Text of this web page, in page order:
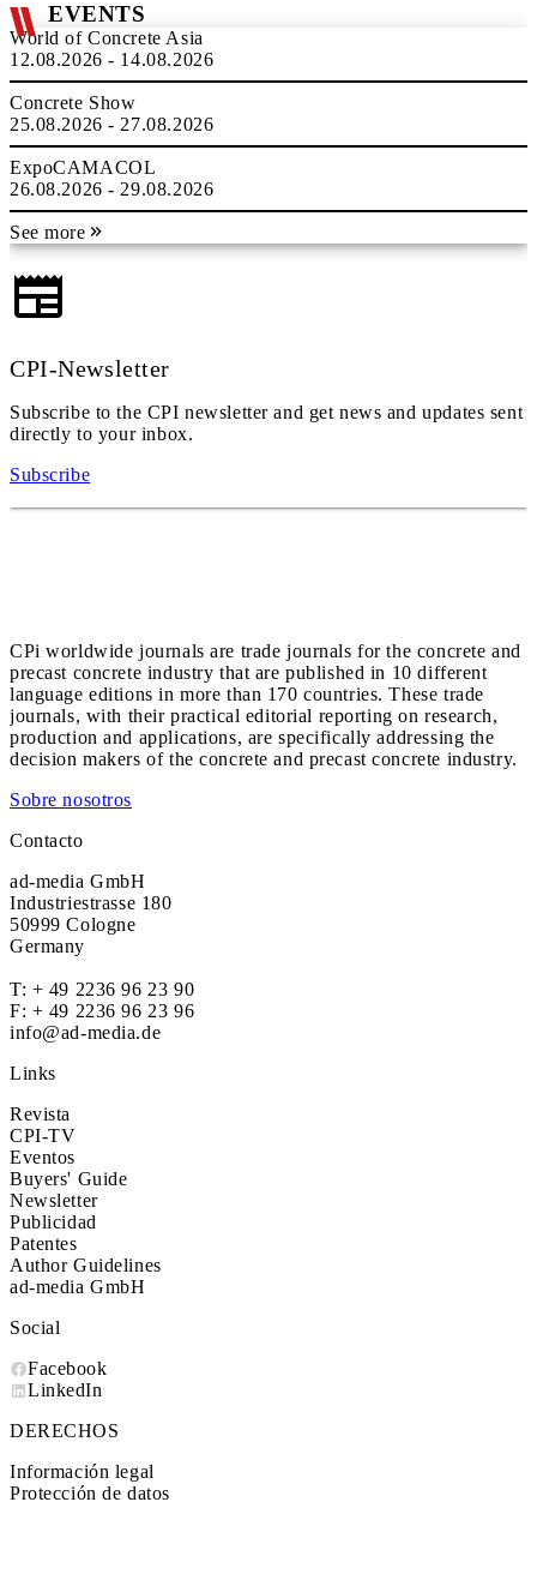
EVENTS
World of Concrete Asia
12.08.2026 - 14.08.2026
Concrete Show
25.08.2026 - 27.08.2026
ExpoCAMACOL
26.08.2026 - 29.08.2026
See more
CPI-Newsletter
Subscribe to the CPI newsletter and get news and updates sent
directly to your inbox.
Subscribe
CPi worldwide journals are trade journals for the concrete and
precast concrete industry that are published in 10 different
language editions in more than 170 countries. These trade
journals, with their practical editorial reporting on research,
production and applications, are specifically addressing the
decision makers of the concrete and precast concrete industry.
Sobre nosotros
Contacto
ad-media GmbH
Industriestrasse 180
50999 Cologne
Germany
T: + 49 2236 96 23 90
F: + 49 2236 96 23 96
info@ad-media.de
Links
Revista
CPI-TV
Eventos
Buyers' Guide
Newsletter
Publicidad
Patentes
Author Guidelines
ad-media GmbH
Social
Facebook
LinkedIn
DERECHOS
Información legal
Protección de datos